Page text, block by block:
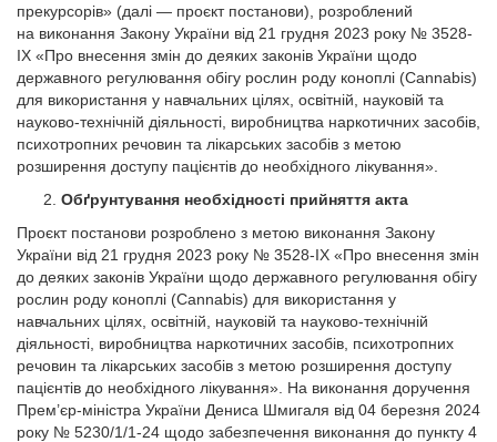
прекурсорів» (далі — проєкт постанови), розроблений
на виконання Закону України від 21 грудня 2023 року № 3528-
IX «Про внесення змін до деяких законів України щодо
державного регулювання обігу рослин роду коноплі (Cannabis)
для використання у навчальних цілях, освітній, науковій та
науково-технічній діяльності, виробництва наркотичних засобів,
психотропних речовин та лікарських засобів з метою
розширення доступу пацієнтів до необхідного лікування».
Обґрунтування необхідності прийняття акта
Проєкт постанови розроблено з метою виконання Закону
України від 21 грудня 2023 року № 3528-IX «Про внесення змін
до деяких законів України щодо державного регулювання обігу
рослин роду коноплі (Cannabis) для використання у
навчальних цілях, освітній, науковій та науково-технічній
діяльності, виробництва наркотичних засобів, психотропних
речовин та лікарських засобів з метою розширення доступу
пацієнтів до необхідного лікування». На виконання доручення
Прем’єр-міністра України Дениса Шмигаля від 04 березня 2024
року № 5230/1/1-24 щодо забезпечення виконання до пункту 4